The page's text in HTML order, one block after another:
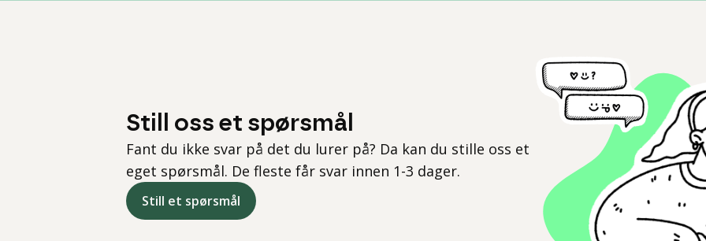
Still oss et spørsmål
Fant du ikke svar på det du lurer på? Da kan du stille oss et
eget spørsmål. De fleste får svar innen 1-3 dager.
Still et spørsmål